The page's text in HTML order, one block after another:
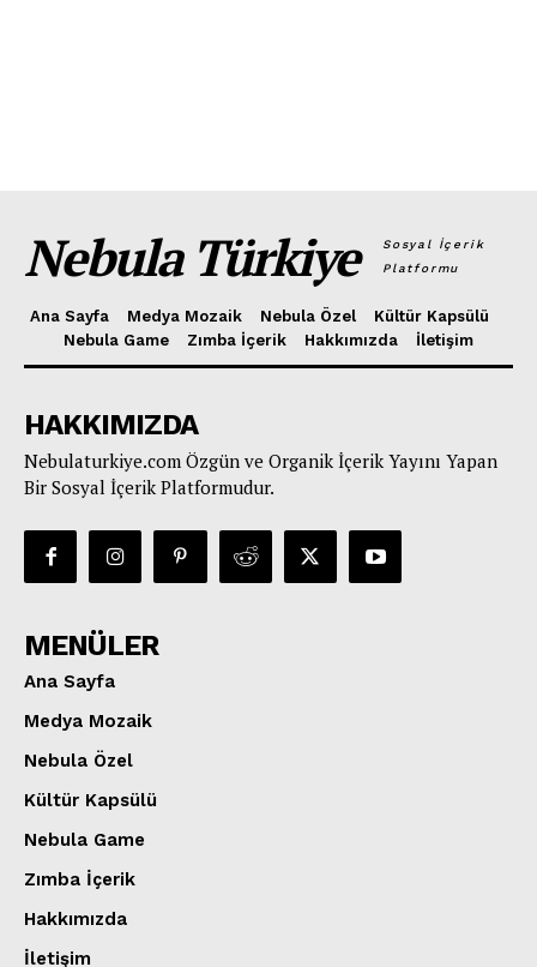
Nebula Türkiye
Sosyal İçerik
Platformu
Ana Sayfa Medya Mozaik Nebula Özel
Kültür Kapsülü
Nebula Game
Zımba İçerik Hakkımızda İletişim
HAKKIMIZDA
Nebulaturkiye.com Özgün ve Organik İçerik Yayını Yapan
Bir Sosyal İçerik Platformudur.
MENÜLER
Ana Sayfa
Medya Mozaik
Nebula Özel
Kültür Kapsülü
Nebula Game
Zımba İçerik
Hakkımızda
İletişim